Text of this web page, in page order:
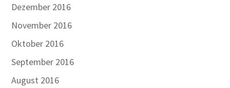
Dezember 2016
November 2016
Oktober 2016
September 2016
August 2016